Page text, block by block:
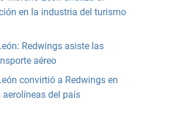
en la industria del turismo
Redwings asiste las
aéreo
convirtió a Redwings en
del país